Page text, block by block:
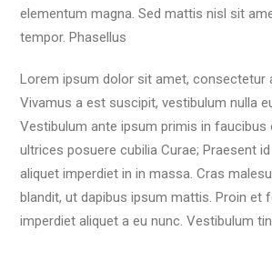
elementum magna. Sed mattis nisl sit
tempor. Phasellus
Lorem ipsum dolor sit amet, consectetur
Vivamus a est suscipit, vestibulum nulla
Vestibulum ante ipsum primis in
ultrices posuere cubilia Curae; Praesent
aliquet imperdiet in in massa. Cras
blandit, ut dapibus ipsum mattis. Proin et
imperdiet aliquet a eu nunc. Vestibulum